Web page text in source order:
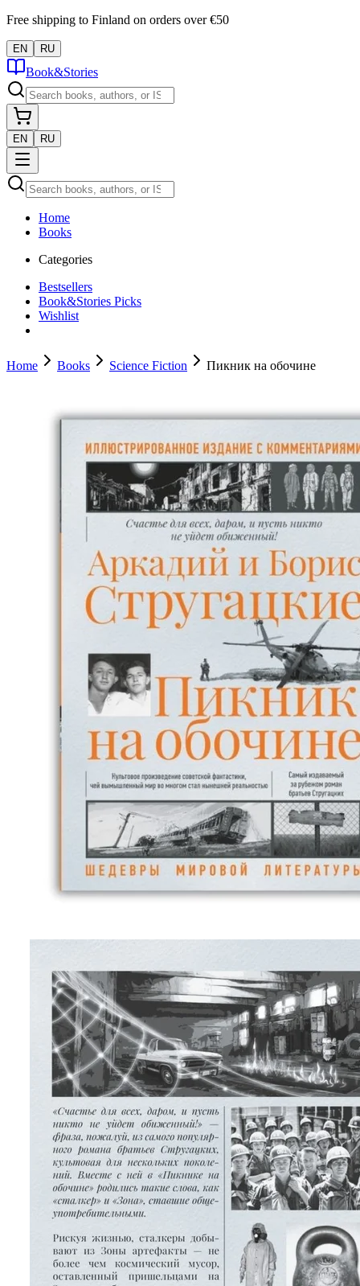
Free shipping to Finland on orders over €50
EN RU
Book&Stories
EN RU
Home
Books
Categories
Bestsellers
Book&Stories Picks
Wishlist
Home Books Science Fiction Пикник на обочине